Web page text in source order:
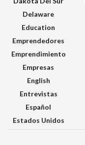
Delaware
Education
Emprendedores
Emprendimiento
Empresas
English
Entrevistas
Español
Estados Unidos